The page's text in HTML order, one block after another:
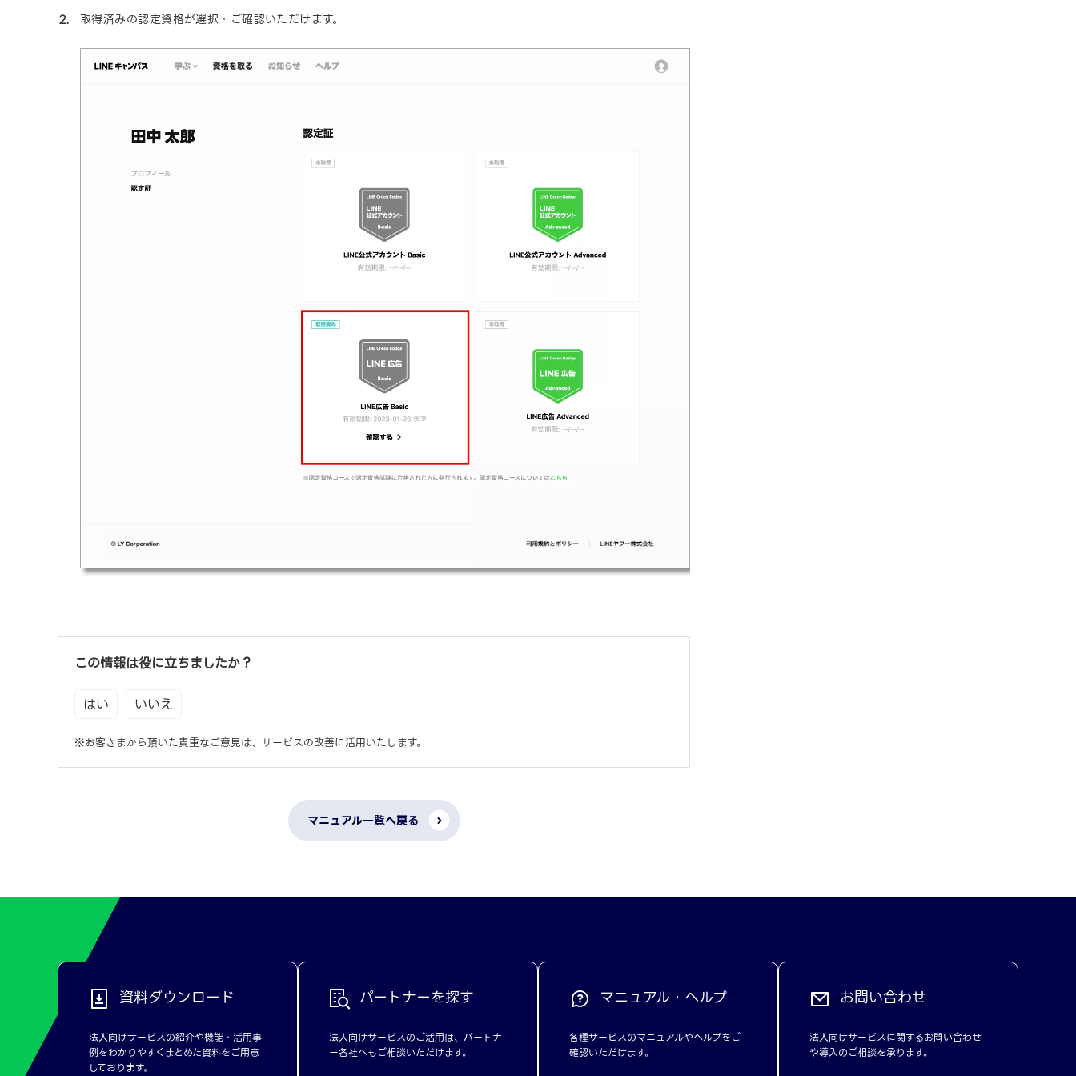
取得済みの認定資格が選択・ご確認いただけます。
この情報は役に立ちましたか？
はい いいえ
※お客さまから頂いた貴重なご意見は、サービスの改善に活用いたします。
マニュアル一覧へ戻る
資料ダウンロード
法人向けサービスの紹介や機能・活用事
例をわかりやすくまとめた資料をご用意
しております。
パートナーを探す
法人向けサービスのご活用は、パートナ
ー各社へもご相談いただけます。
マニュアル・ヘルプ
各種サービスのマニュアルやヘルプをご
確認いただけます。
お問い合わせ
法人向けサービスに関するお問い合わせ
や導入のご相談を承ります。